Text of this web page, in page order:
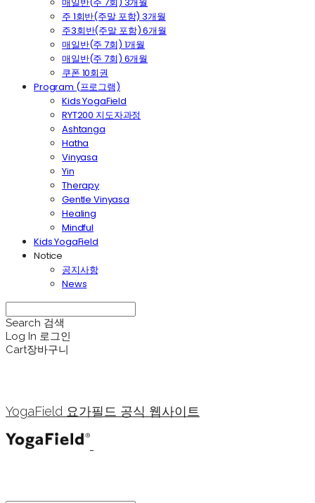
주 1회반(주말 포함) 3개월
주3회반(주말 포함) 6개월
매일반(주 7회) 1개월
매일반(주 7회) 6개월
쿠폰 10회권
Program (프로그램)
Kids YogaField
RYT200 지도자과정
Ashtanga
Hatha
Vinyasa
Yin
Therapy
Gentle Vinyasa
Healing
Mindful
Kids YogaField
Notice
공지사항
News
Search 검색
Log In 로그인
Cart장바구니
YogaField 요가필드 공식 웹사이트